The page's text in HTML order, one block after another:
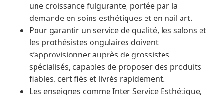
une croissance fulgurante, portée par la
demande en soins esthétiques et en nail art.
Pour garantir un service de qualité, les salons et
les prothésistes ongulaires doivent
s’approvisionner auprès de grossistes
spécialisés, capables de proposer des produits
fiables, certifiés et livrés rapidement.
Les enseignes comme Inter Service Esthétique,